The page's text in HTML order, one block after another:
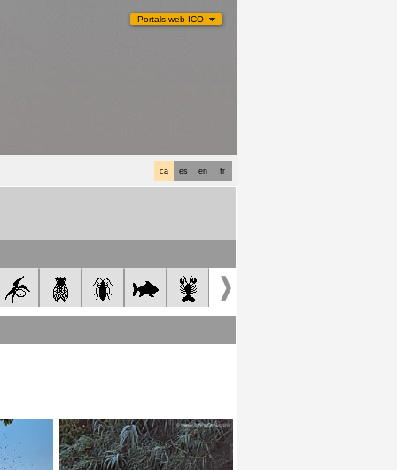
Portals web ICO
fr
en
es
ca